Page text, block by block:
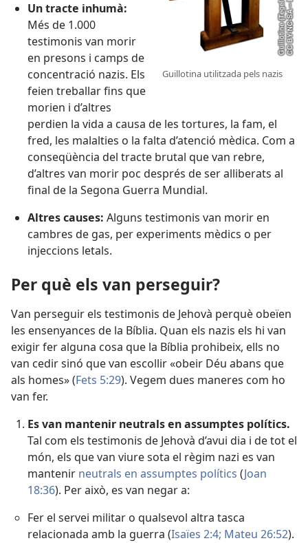
Guillotina utilitzada pels nazis
Un tracte inhumà:
Més de 1.000
testimonis van morir
en presons i camps de
concentració nazis. Els
feien treballar fins que
morien i d’altres
perdien la vida a causa de les tortures, la fam, el
fred, les malalties o la falta d’atenció mèdica. Com a
conseqüència del tracte brutal que van rebre,
d’altres van morir poc després de ser alliberats al
final de la Segona Guerra Mundial.
Altres causes: Alguns testimonis van morir en
cambres de gas, per experiments mèdics o per
injeccions letals.
Per què els van perseguir?
Van perseguir els testimonis de Jehovà perquè obeïen
les ensenyances de la Bíblia. Quan els nazis els hi van
exigir fer alguna cosa que la Bíblia prohibeix, ells no
van cedir sinó que van escollir «obeir Déu abans que
als homes» (Fets 5:29). Vegem dues maneres com ho
van fer.
Es van mantenir neutrals en assumptes polítics.
Tal com els testimonis de Jehovà d’avui dia i de tot el
món, els que van viure sota el règim nazi es van
mantenir neutrals en assumptes polítics (Joan
18:36). Per això, es van negar a:
Fer el servei militar o qualsevol altra tasca
relacionada amb la guerra (Isaïes 2:4; Mateu 26:52).